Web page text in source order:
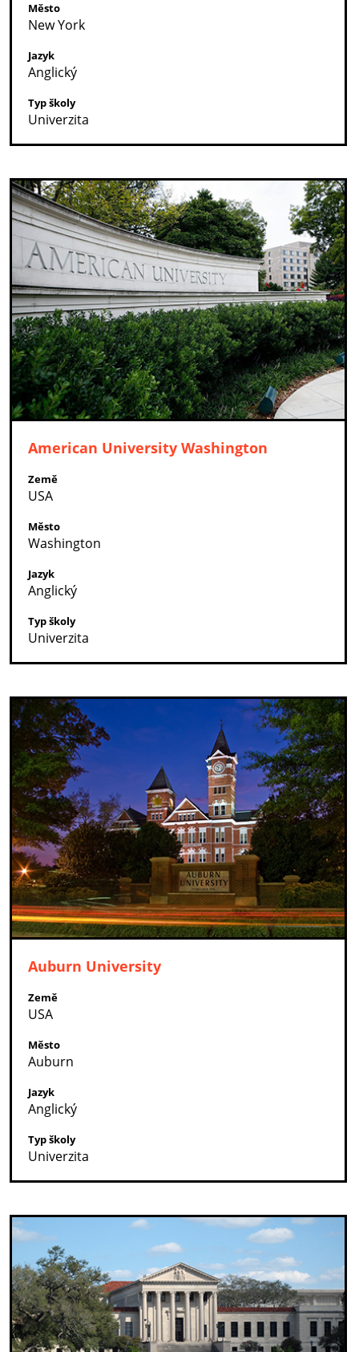
Město
New York
Jazyk
Anglický
Typ školy
Univerzita
American University Washington
Země
USA
Město
Washington
Jazyk
Anglický
Typ školy
Univerzita
Auburn University
Země
USA
Město
Auburn
Jazyk
Anglický
Typ školy
Univerzita